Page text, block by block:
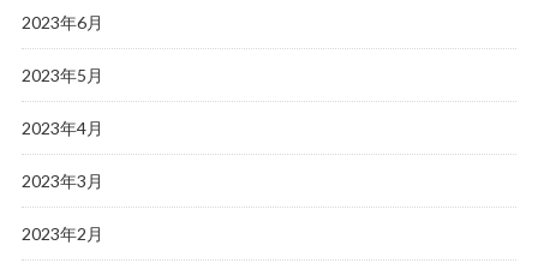
2023年6月
2023年5月
2023年4月
2023年3月
2023年2月